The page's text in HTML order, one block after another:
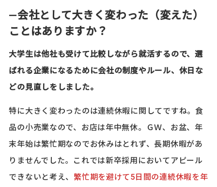
―会社として大きく変わった（変えた）
ことはありますか？
大学生は他社も受けて比較しながら就活するので、選
ばれる企業になるために会社の制度やルール、休日な
どの見直しをしました。
特に大きく変わったのは連続休暇に関してですね。食
品の小売業なので、お店は年中無休。ＧＷ、お盆、年
末年始は繁忙期なのでお休みはとれず、長期休暇があ
りませんでした。これでは新卒採用においてアピール
できないと考え、 繁忙期を避けて5日間の連続休暇を年